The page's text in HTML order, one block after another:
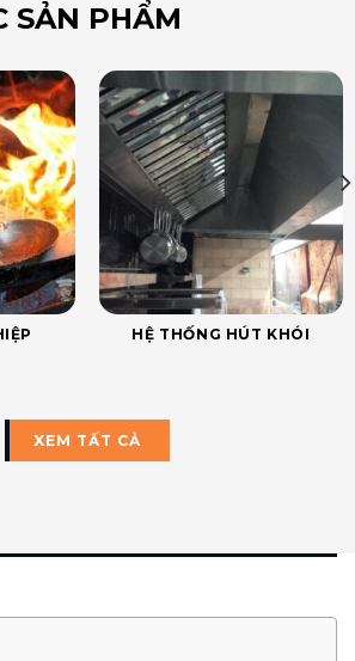
SẢN PHẨM
HỆ THỐNG HÚT KHÓI
XEM TẤT CẢ